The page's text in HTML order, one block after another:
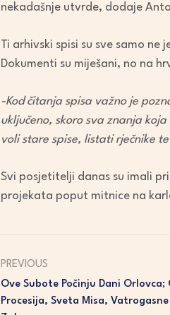
nekadašnje utvrde, dodaje
Ti arhivski spisi su sve samo
Dokumenti su miješani, no na
-Kod čitanja spisa važno je
uključeno, skoro sva znanja
voli stare spise, listati rječnike
Svi posjetitelji danas su imali
projekata poput mitnice na
PREVIOUS
Ove Subote Počinju Dani Orlovca;
Procesija, Sveta Misa,